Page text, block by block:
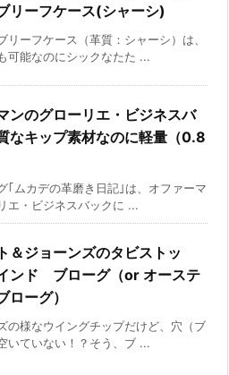
リーフケース(シャーシ)
リーフケース（革質：シャーシ）は、
可能なのにシックなたた ...
ンのグローリエ・ビジネスバ
なキップ素材なのに軽量（0.8
｢ムカデの革磨き日記｣は、オファーマ
エ・ビジネスバックに ...
＆ジョーンズのタビストッ
ンド ブローグ（or オーステ
ローグ）
の様なウイングチップだけど、穴（ブ
いていない！？そう、ブ ...